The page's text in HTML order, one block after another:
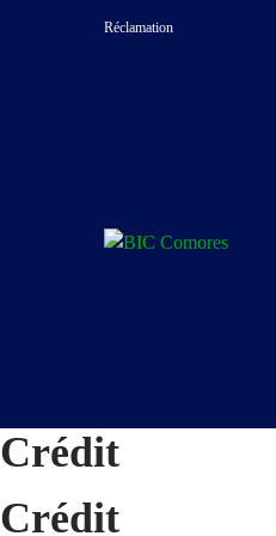
Réclamation
Crédit
Crédit